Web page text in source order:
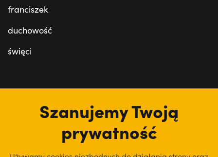
franciszek
duchowość
święci
Szanujemy Twoją
prywatność